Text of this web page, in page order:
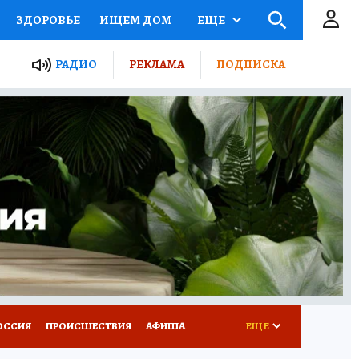
ЗДОРОВЬЕ ИЩЕМ ДОМ
ПРОЕКТЫ РОССИИ
ПУТЕВОДИТЕЛЬ
ТУРИЗМ
ПОТРЕБИТЕЛЯ ВСЕ О КП
ЕЩЕ
РАДИО РЕКЛАМА ПОДПИСКА
ПРОИСШЕСТВИЯ АФИША ЕЩЕ